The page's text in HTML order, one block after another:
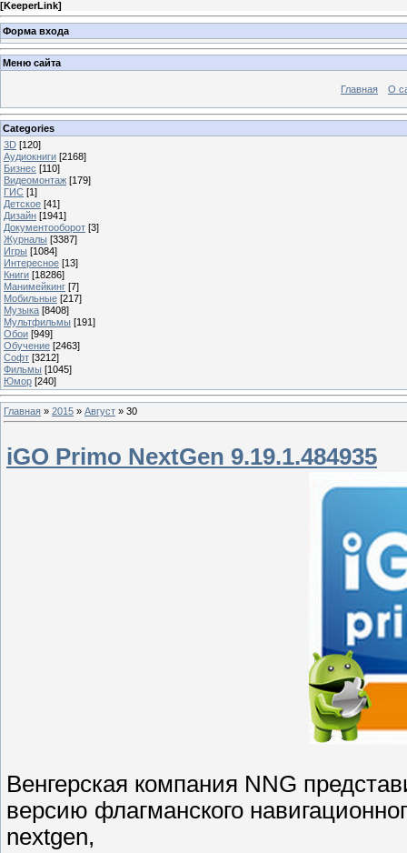
[KeeperLink]
Форма входа
Меню сайта
Главная О
Categories
3D [120]
Аудиокниги [2168]
Бизнес [110]
Видеомонтаж [179]
ГИС [1]
Детское [41]
Дизайн [1941]
Документооборот [3]
Журналы [3387]
Игры [1084]
Интересное [13]
Книги [18286]
Манимейкинг [7]
Мобильные [217]
Музыка [8408]
Мультфильмы [191]
Обои [949]
Обучение [2463]
Софт [3212]
Фильмы [1045]
Юмор [240]
Главная » 2015 » Август » 30
iGO Primo NextGen 9.19.1.484935
Венгерская компания NNG
версию флагманского
nextgen,